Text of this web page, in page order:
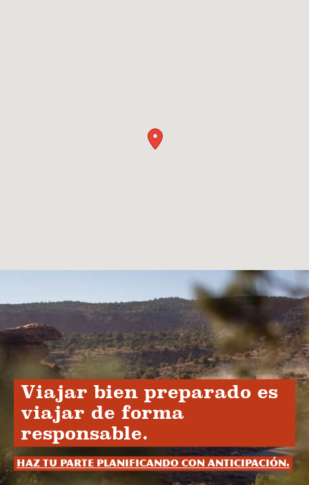
Viajar bien preparado es
viajar de forma
responsable.
Haz tu parte planificando con anticipación.